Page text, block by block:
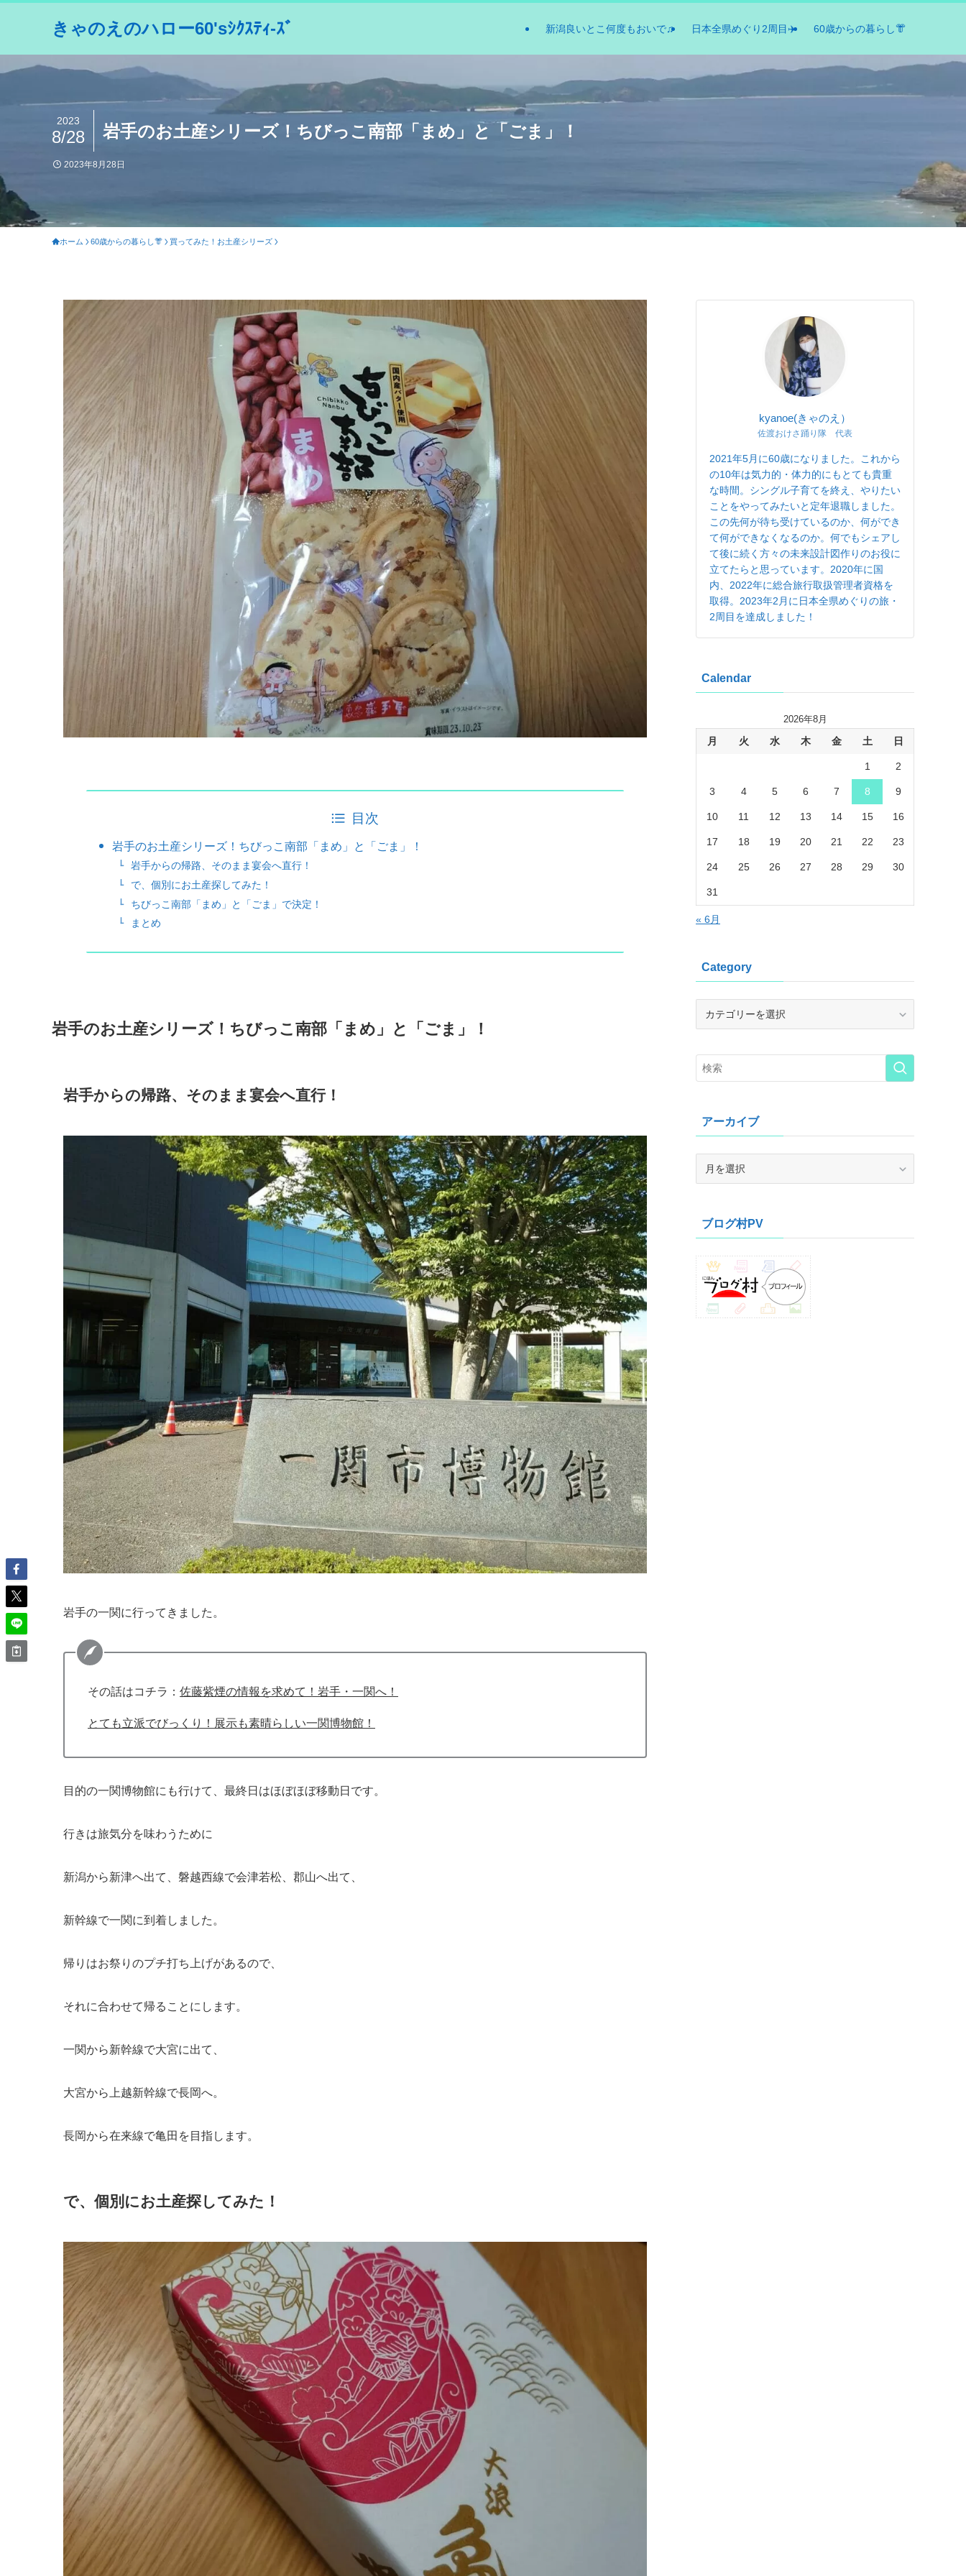
きゃのえのハロー60'sｼｸｽﾃｨ-ｽﾞ 新潟良いとこ何度もおいで♫ 日本全県めぐり2周目✈️ 60歳からの暮らし👘
岩手のお土産シリーズ！ちびっこ南部「まめ」と「ごま」！
2023
8/28
2023年8月28日
ホーム 60歳からの暮らし👘 買ってみた！お土産シリーズ
目次
岩手のお土産シリーズ！ちびっこ南部「まめ」と「ごま」！
岩手からの帰路、そのまま宴会へ直行！
で、個別にお土産探してみた！
ちびっこ南部「まめ」と「ごま」で決定！
まとめ
岩手のお土産シリーズ！ちびっこ南部「まめ」と「ごま」！
岩手からの帰路、そのまま宴会へ直行！
岩手の一関に行ってきました。
その話はコチラ： 佐藤紫煙の情報を求めて！岩手・一関へ！
とても立派でびっくり！展示も素晴らしい一関博物館！
目的の一関博物館にも行けて、最終日はほぼほぼ移動日です。
行きは旅気分を味わうために
新潟から新津へ出て、磐越西線で会津若松、郡山へ出て、
新幹線で一関に到着しました。
帰りはお祭りのプチ打ち上げがあるので、
それに合わせて帰ることにします。
一関から新幹線で大宮に出て、
大宮から上越新幹線で長岡へ。
長岡から在来線で亀田を目指します。
で、個別にお土産探してみた！
kyanoe(きゃのえ）
佐渡おけさ踊り隊 代表
2021年5月に60歳になりました。これから
の10年は気力的・体力的にもとても貴重
な時間。シングル子育てを終え、やりたい
ことをやってみたいと定年退職しました。
この先何が待ち受けているのか、何ができ
て何ができなくなるのか。何でもシェアし
て後に続く方々の未来設計図作りのお役に
立てたらと思っています。2020年に国
内、2022年に総合旅行取扱管理者資格を
取得。2023年2月に日本全県めぐりの旅・
2周目を達成しました！
Calendar
2026年8月
月 火 水 木 金 土 日
1 2
3 4 5 6 7 8 9
10 11 12 13 14 15 16
17 18 19 20 21 22 23
24 25 26 27 28 29 30
31
« 6月
Category
アーカイブ
ブブログ村PV